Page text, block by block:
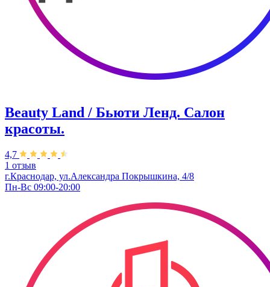
Beauty Land / Бьюти Ленд. Салон
красоты.
4,7
1 отзыв
г.Краснодар, ул.Александра Покрышкина, 4/8
Пн-Вс 09:00-20:00